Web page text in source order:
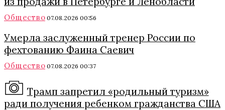
Общество 07.08.2026 00:56
Умерла заслуженный тренер России по
фехтованию Фаина Саевич
Общество 07.08.2026 00:37
Трамп запретил «родильный туризм»
ради получения ребенком гражданства США